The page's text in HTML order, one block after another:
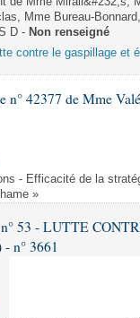
Mme Bureau-
D - Non renseigné
contre le gaspillage et
n° 42377 de Mme
- Efficacité de la
»
n° 53 - LUTTE
- n° 3661